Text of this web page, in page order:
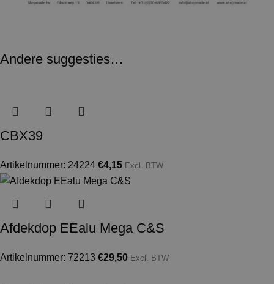
Andere suggesties…
CBX39
Artikelnummer: 24224 €4,15 Excl. BTW
Afdekdop EEalu Mega C&S
Artikelnummer: 72213 €29,50 Excl. BTW